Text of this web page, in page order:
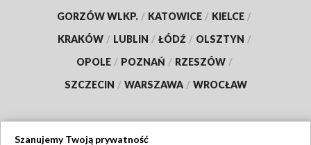
GORZÓW WLKP. / KATOWICE / KIELCE /
KRAKÓW / LUBLIN / ŁÓDŹ / OLSZTYN /
OPOLE / POZNAŃ / RZESZÓW /
SZCZECIN / WARSZAWA / WROCŁAW
Szanujemy Twoją prywatność